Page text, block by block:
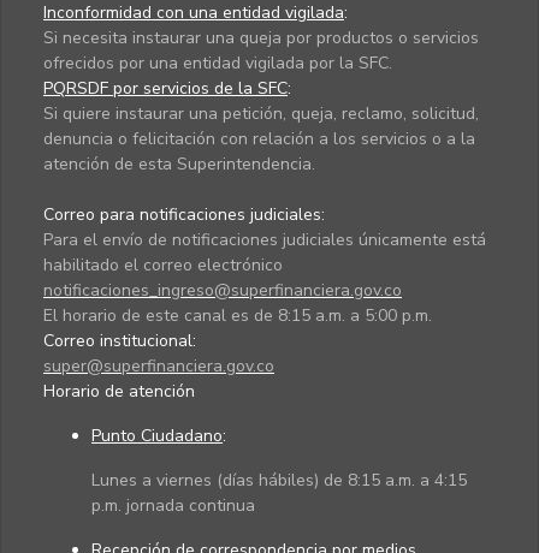
Inconformidad con una entidad vigilada:
Si necesita instaurar una queja por productos o servicios
ofrecidos por una entidad vigilada por la SFC.
PQRSDF por servicios de la SFC:
Si quiere instaurar una petición, queja, reclamo, solicitud,
denuncia o felicitación con relación a los servicios o a la
atención de esta Superintendencia.
Correo para notificaciones judiciales:
Para el envío de notificaciones judiciales únicamente está
habilitado el correo electrónico
notificaciones_ingreso@superfinanciera.gov.co
El horario de este canal es de 8:15 a.m. a 5:00 p.m.
Correo institucional:
super@superfinanciera.gov.co
Horario de atención
Punto Ciudadano:
Lunes a viernes (días hábiles) de 8:15 a.m. a 4:15
p.m. jornada continua